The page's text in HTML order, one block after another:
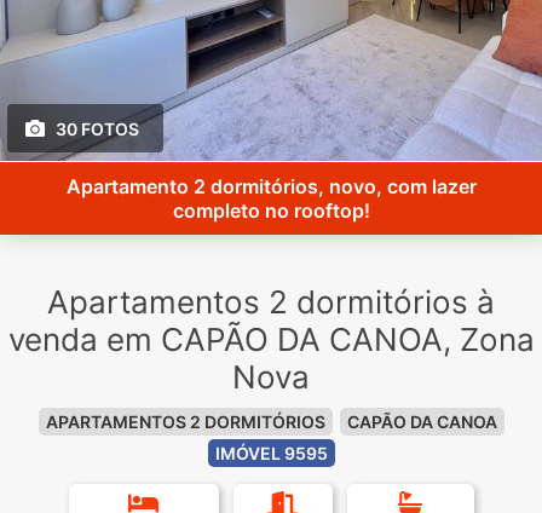
30 FOTOS
Apartamento 2 dormitórios, novo, com lazer
completo no rooftop!
Apartamentos 2 dormitórios à
venda em CAPÃO DA CANOA, Zona
Nova
APARTAMENTOS 2 DORMITÓRIOS
CAPÃO DA CANOA
IMÓVEL 9595